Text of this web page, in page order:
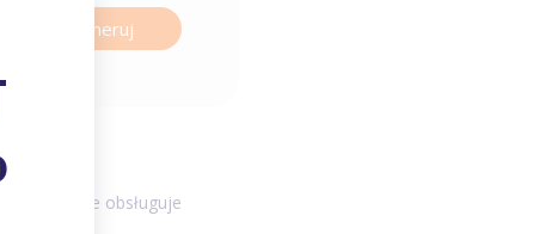
Wygeneruj
w Szczytnie obsługuje